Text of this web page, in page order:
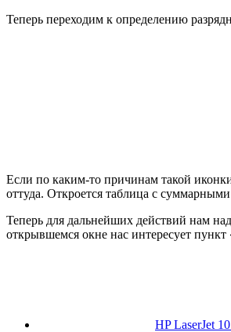
Теперь переходим к определению
Если по каким-то причинам такой
оттуда. Откроется таблица с
Теперь для дальнейших действий нам
открывшемся окне нас интересует
HP LaserJet